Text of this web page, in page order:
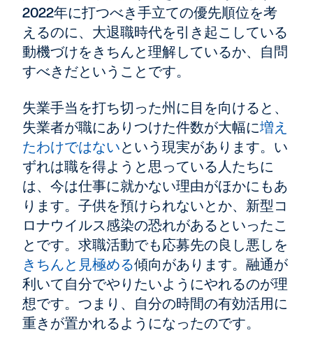
2022年に打つべき手立ての優先順位を考
えるのに、大退職時代を引き起こしている
動機づけをきちんと理解しているか、自問
すべきだということです。
失業手当を打ち切った州に目を向けると、
失業者が職にありつけた件数が大幅に増え
たわけではないという現実があります。い
ずれは職を得ようと思っている人たちに
は、今は仕事に就かない理由がほかにもあ
ります。子供を預けられないとか、新型コ
ロナウイルス感染の恐れがあるといったこ
とです。求職活動でも応募先の良し悪しを
きちんと見極める傾向があります。融通が
利いて自分でやりたいようにやれるのが理
想です。つまり、自分の時間の有効活用に
重きが置かれるようになったのです。